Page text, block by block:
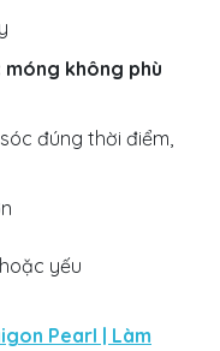
móng không phù
đúng thời điểm,
yếu
Pearl | Làm